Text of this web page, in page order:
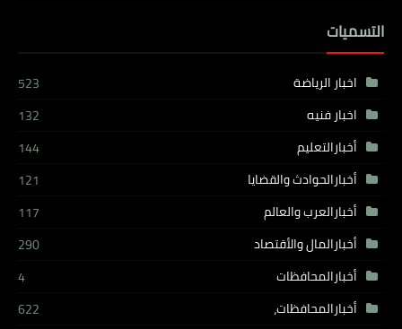
التسميات
اخبار الرياضة
523
اخبار فنيه
132
أخبارالتعليم
144
أخبارالحوادث والقضايا
121
أخبارالعرب والعالم
117
أخبارالمال والأقتصاد
290
أخبارالمحافظات
4
أخبارالمحافظات،
622